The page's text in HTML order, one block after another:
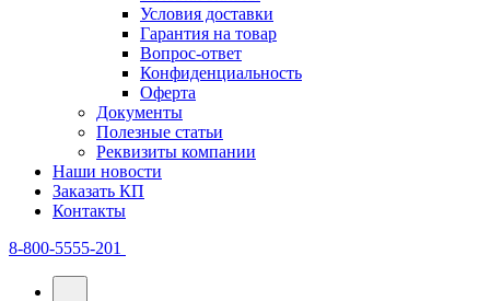
Условия доставки
Гарантия на товар
Вопрос-ответ
Конфиденциальность
Оферта
Документы
Полезные статьи
Реквизиты компании
Наши новости
Заказать КП
Контакты
8-800-5555-201